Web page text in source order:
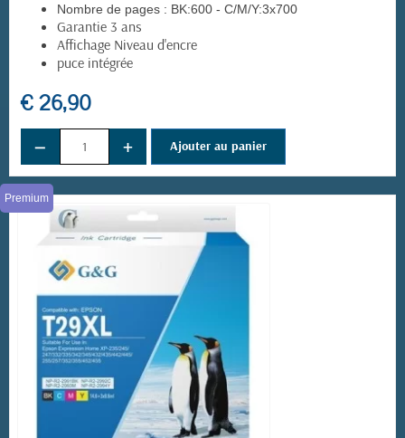
(20 avis)
Nombre de pages : BK:600 - C/M/Y:3x700
Garantie 3 ans
Affichage Niveau d'encre
puce intégrée
€ 26,90
− + Ajouter au panier
Premium